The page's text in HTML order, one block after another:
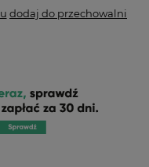
dodaj do przechowalni